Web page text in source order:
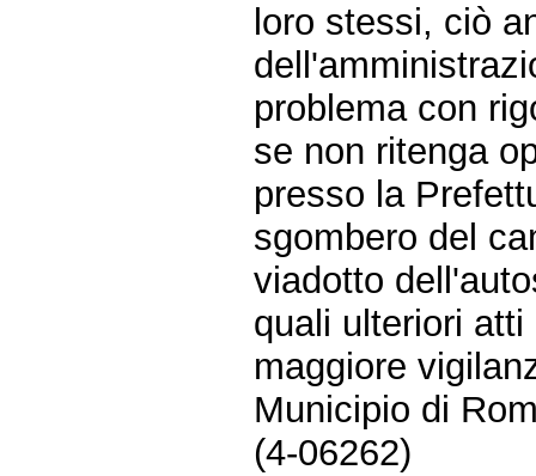
loro stessi, ciò
problema con
se non ritenga
presso la
sgombero del
viadotto
quali ulteriori
maggiore
Municipio di
(4-06262)